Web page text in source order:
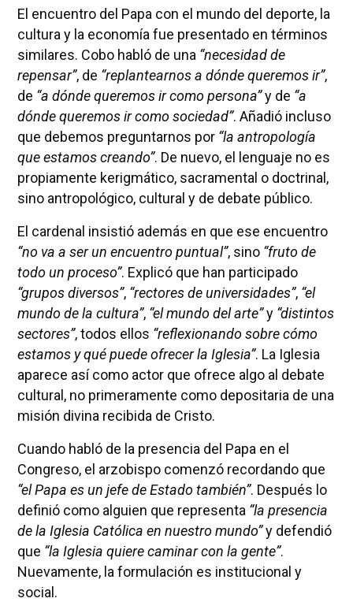
El encuentro del Papa con el mundo del deporte, la
cultura y la economía fue presentado en términos
similares. Cobo habló de una “necesidad de
repensar”, de “replantearnos a dónde queremos ir”,
de “a dónde queremos ir como persona”y de “a
dónde queremos ir como sociedad”. Añadió incluso
que debemos preguntarnos por “la antropología
que estamos creando”. De nuevo, el lenguaje no es
propiamente kerigmático, sacramental o doctrinal,
sino antropológico, cultural y de debate público.
El cardenal insistió además en que ese encuentro
“no va a ser un encuentro puntual”, sino “fruto de
todo un proceso”. Explicó que han participado
“grupos diversos”, “rectores de universidades”, “el
mundo de la cultura”, “el mundo del arte”y “distintos
sectores”, todos ellos “reflexionando sobre cómo
estamos y qué puede ofrecer la Iglesia”. La Iglesia
aparece así como actor que ofrece algo al debate
cultural, no primeramente como depositaria de una
misión divina recibida de Cristo.
Cuando habló de la presencia del Papa en el
Congreso, el arzobispo comenzó recordando que
“el Papa es un jefe de Estado también”. Después lo
definió como alguien que representa “la presencia
de la Iglesia Católica en nuestro mundo”y defendió
que “la Iglesia quiere caminar con la gente”.
Nuevamente, la formulación es institucional y
social.